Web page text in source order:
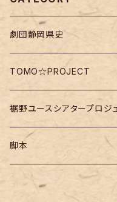
劇団静岡県史
DVD・Blu-ray
脚本
チケット
TOMO☆PROJECT
チケット
脚本
ワークショップ
裾野ユースシアタープロジ
チケット
脚本